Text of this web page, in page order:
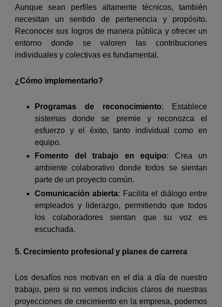
Aunque sean perfiles altamente técnicos, también
necesitan un sentido de pertenencia y propósito.
Reconocer sus logros de manera pública y ofrecer un
entorno donde se valoren las contribuciones
individuales y colectivas es fundamental.
¿Cómo implementarlo?
Programas de reconocimiento: Establece
sistemas donde se premie y reconozca el
esfuerzo y el éxito, tanto individual como en
equipo.
Fomento del trabajo en equipo: Crea un
ambiente colaborativo donde todos se sientan
parte de un proyecto común.
Comunicación abierta: Facilita el diálogo entre
empleados y liderazgo, permitiendo que todos
los colaboradores sientan que su voz es
escuchada.
5. Crecimiento profesional y planes de carrera
Los desafíos nos motivan en el día a día de nuestro
trabajo, pero si no vemos indicios claros de nuestras
proyecciones de crecimiento en la empresa, podemos